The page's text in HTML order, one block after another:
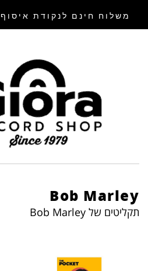
משלוח חינם לנקודת איסוף
Bob Marley
תקליטים של Bob Marley